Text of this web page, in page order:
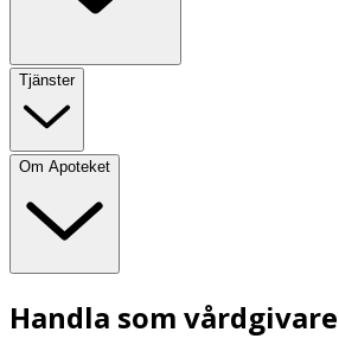
Tjänster
Om Apoteket
Handla som